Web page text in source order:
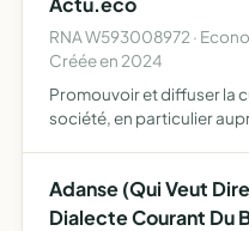
RNA W593008972 ·
Créée en 2024
Promouvoir et diffuser la
société, en particulier
Adanse (Qui Veut
Dialecte Courant Du